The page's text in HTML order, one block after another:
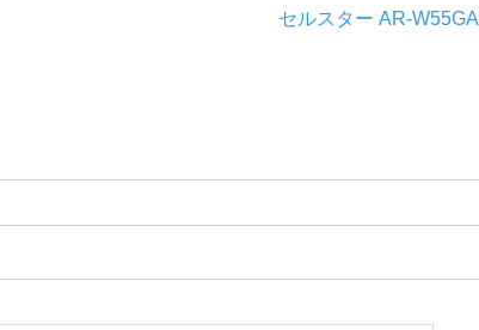
セルスター AR-W55GA